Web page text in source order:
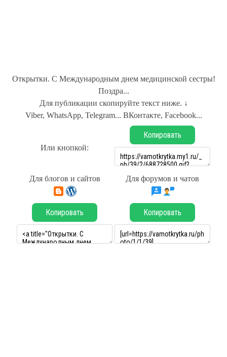
Открытки. С Международным днем медицинской сестры!
Поздра...
Для публикации скопируйте текст ниже. ↓
Viber, WhatsApp, Telegram... ВКонтакте, Facebook...
Или кнопкой:
Копировать
Для блогов и сайтов Для форумов и чатов
Копировать Копировать